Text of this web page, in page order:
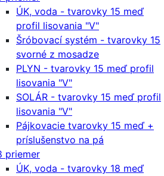
ÚK, voda - tvarovky 15 meď
profil lisovania "V"
Šróbovací systém - tvarovky 15
svorné z mosadze
PLYN - tvarovky 15 meď profil
lisovania "V"
SOLÁR - tvarovky 15 meď profil
lisovania "V"
Pájkovacie tvarovky 15 meď +
príslušenstvo na pá
priemer
ÚK, voda - tvarovky 18 meď